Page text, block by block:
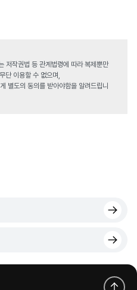
저작권법 등 관계법령에 따라 복제뿐만
단 이용할 수 없으며,
별도의 동의를 받아야함을 알려드립니